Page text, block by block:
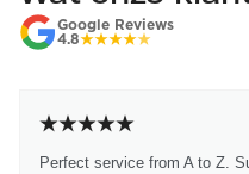
Google Reviews
4.8
Perfect service from A to Z.